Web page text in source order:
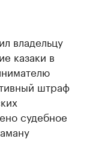
владельцу
казаки в
штраф
судебное